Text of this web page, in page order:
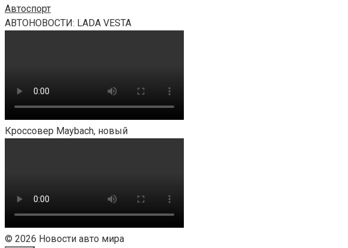
Автоспорт
АВТОНОВОСТИ: LADA VESTA
Кроссовер Maybach, новый
© 2026 Новости авто мира